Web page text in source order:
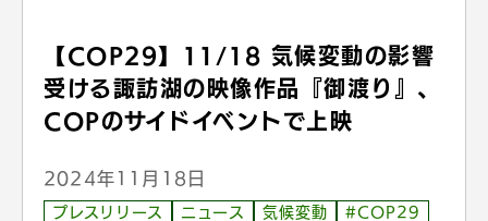
【COP29】11/18 気候変動の影響
受ける諏訪湖の映像作品『御渡り』、
COPのサイドイベントで上映
2024年11月18日
プレスリリース ニュース 気候変動
#COP29